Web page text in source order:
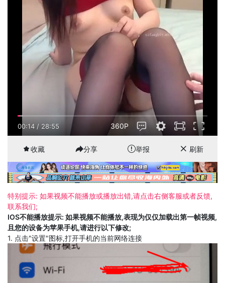
00:15 / 28:55 360P
收藏 分享 举报 刷新
特别提示: 如果视频不能播放或播放出错,请点击右侧客服或者反馈,
联系我们;
IOS不能播放提示: 如果视频不能播放,表现为仅仅加载出第一帧视频,
且您的设备为苹果手机,请进行以下修改;
1. 点击"设置"图标,打开手机的当前网络连接